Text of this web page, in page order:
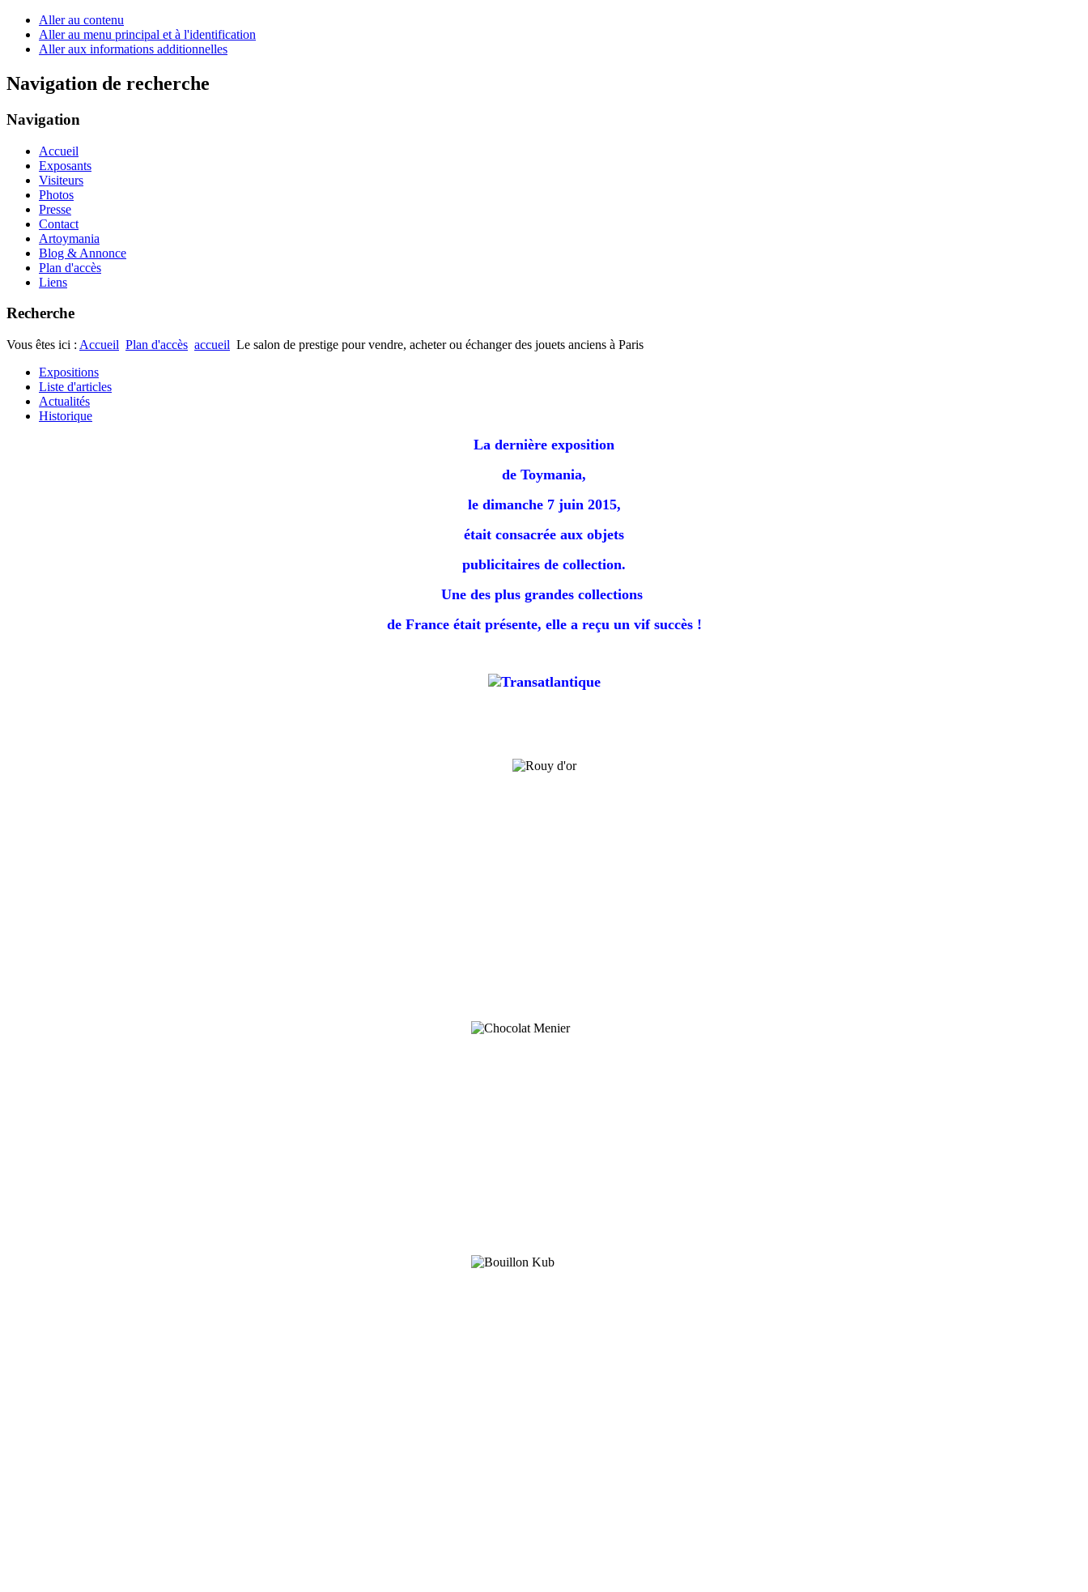
Aller au contenu
Aller au menu principal et à l'identification
Aller aux informations additionnelles
Navigation de recherche
Navigation
Accueil
Exposants
Visiteurs
Photos
Presse
Contact
Artoymania
Blog & Annonce
Plan d'accès
Liens
Recherche
Vous êtes ici : Accueil Plan d'accès accueil Le salon de prestige pour vendre, acheter ou échanger des jouets anciens à Paris
Expositions
Liste d'articles
Actualités
Historique
La dernière exposition
de Toymania,
le dimanche 7 juin 2015,
était consacrée aux objets
publicitaires de collection.
Une des plus grandes collections
de France était présente, elle a reçu un vif succès !